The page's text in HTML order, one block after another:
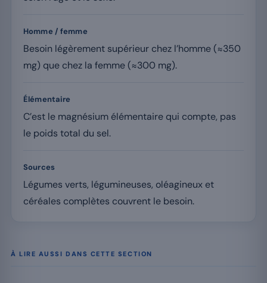
Homme / femme
Besoin légèrement supérieur chez l’homme (≈350
mg) que chez la femme (≈300 mg).
Élémentaire
C’est le magnésium élémentaire qui compte, pas
le poids total du sel.
Sources
Légumes verts, légumineuses, oléagineux et
céréales complètes couvrent le besoin.
À LIRE AUSSI DANS CETTE SECTION